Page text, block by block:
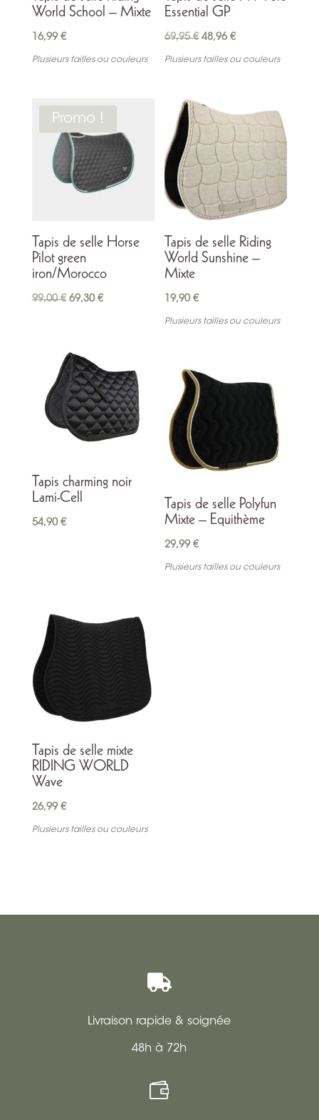
World School – Mixte
16,99 €
Plusieurs tailles ou couleurs
Essential GP
69,95€ Le
prix
69,95 €.
48,96€Le
prix
48,96 €.
Plusieurs tailles ou couleurs
Promo !
Tapis de selle Horse
Pilot green
iron/Morocco
99,00€ Le
était :
99,00 €.
69,30 €Le
69,30 €.
Tapis de selle Riding
World Sunshine –
Mixte
19,90€
Plusieurs tailles ou couleurs
Tapis charming noir
Lami-Cell
54,90 €
Tapis de selle Polyfun
Mixte – Equithème
29,99€
Plusieurs tailles ou couleurs
Tapis de selle mixte
RIDING WORLD
Wave
26,99 €
Plusieurs tailles ou couleurs

Livraison rapide & soignée
48h à 72h
